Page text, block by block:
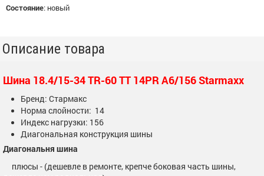
Состояние: новый
Описание товара
Шина 18.4/15-34 TR-60 TT 14PR A6/156 Starmaxx
Бренд: Стармакс
Норма слойности: 14
Индекс нагрузки: 156
Диагональная конструкция шины
Диагональня шина
плюсы - (дешевле в ремонте, крепче боковая часть шины,